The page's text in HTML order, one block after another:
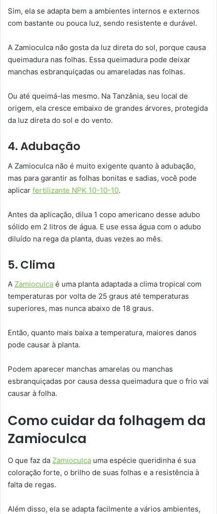
Sim, ela se adapta bem a ambientes internos e externos
com bastante ou pouca luz, sendo resistente e durável.
A Zamioculca não gosta da luz direta do sol, porque causa
queimadura nas folhas. Essa queimadura pode deixar
manchas esbranquiçadas ou amareladas nas folhas.
Ou até queimá-las mesmo. Na Tanzânia, seu local de
origem, ela cresce embaixo de grandes árvores, protegida
da luz direta do sol e do vento.
4. Adubação
A Zamioculca não é muito exigente quanto à adubação,
mas para garantir as folhas bonitas e sadias, você pode
aplicar fertilizante NPK 10-10-10.
Antes da aplicação, dilua 1 copo americano desse adubo
sólido em 2 litros de água. E use essa água com o adubo
diluído na rega da planta, duas vezes ao mês.
5. Clima
A Zamioculca é uma planta adaptada a clima tropical com
temperaturas por volta de 25 graus até temperaturas
superiores, mas nunca abaixo de 18 graus.
Então, quanto mais baixa a temperatura, maiores danos
pode causar à planta.
Podem aparecer manchas amarelas ou manchas
esbranquiçadas por causa dessa queimadura que o frio vai
causar à folha.
Como cuidar da folhagem da
Zamioculca
O que faz da Zamioculca uma espécie queridinha é sua
coloração forte, o brilho de suas folhas e a resistência à
falta de regas.
Além disso, ela se adapta facilmente a vários ambientes,